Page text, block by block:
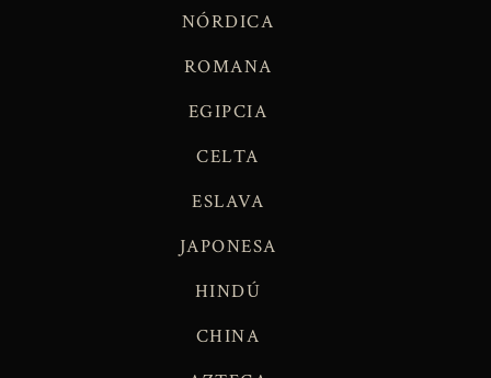
NÓRDICA
ROMANA
EGIPCIA
CELTA
ESLAVA
JAPONESA
HINDÚ
CHINA